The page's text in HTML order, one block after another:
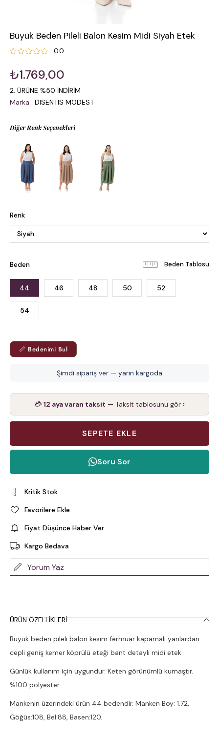
Büyük Beden Pileli Balon Kesim Midi Siyah Etek
0.0
₺1.769,00
2. ÜRÜNE %50 İNDİRİM
Marka : DISENTIS MODEST
Diğer Renk Seçenekleri
Renk
Beden Beden Tablosu
44 46 48 50 52
54
📏 Bedenimi Bul
Şimdi sipariş ver — yarın kargoda
💳 12 aya varan taksit — Taksit tablosunu gör ›
Soru Sor
Kritik Stok
Favorilere Ekle
Fiyat Düşünce Haber Ver
Kargo Bedava
Yorum Yaz
ÜRÜN ÖZELLIKLERI
Büyük beden pileli balon kesim fermuar kapamalı yanlardan
cepli geniş kemer köprülü eteği bant detaylı midi etek.
Günlük kullanım için uygundur. Keten görünümlü kumaştır.
%100 polyester.
Mankenin üzerindeki ürün 44 bedendir. Manken Boy: 1.72,
Göğüs:108, Bel:88, Basen:120.